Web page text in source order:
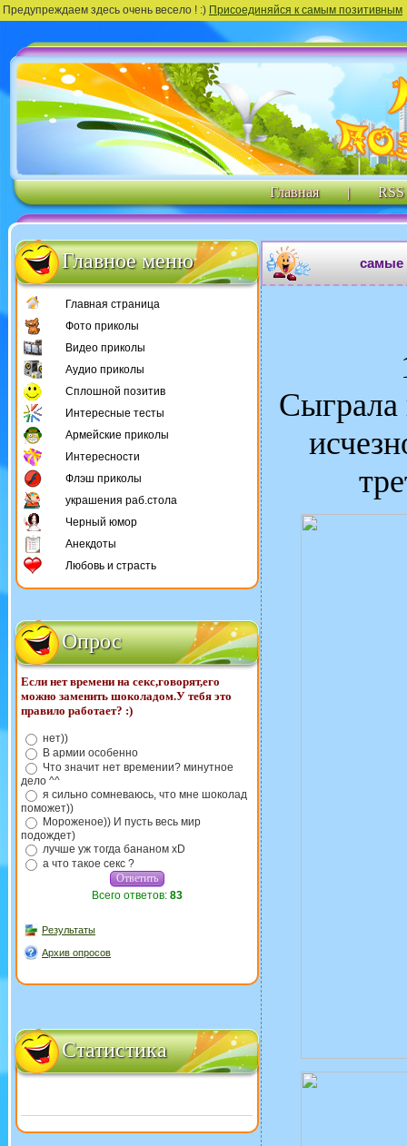
Предупреждаем здесь очень весело ! :) Присоединяйся к самым позитивным
Главная | RSS
Главное меню
Главная страница
Фото приколы
Видео приколы
Аудио приколы
Сплошной позитив
Интересные тесты
Армейские приколы
Интересности
Флэш приколы
украшения раб.стола
Черный юмор
Анекдоты
Любовь и страсть
Опрос
Если нет времени на секс,говорят,его
можно заменить шоколадом.У тебя это
правило работает? :)
нет))
В армии особенно
Что значит нет времении? минутное
дело ^^
я сильно сомневаюсь, что мне шоколад
поможет))
Мороженое)) И пусть весь мир
подождет)
лучше уж тогда бананом xD
а что такое секс ?
Всего ответов: 83
Результаты
Архив опросов
Статистика
самые
Сыграла